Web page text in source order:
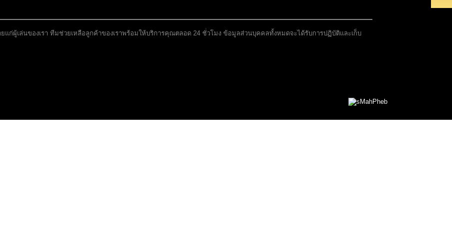
ก่ผู้เล่นของเรา ทีมช่วยเหลือลูกค้าของเราพร้อมให้บริการคุณตลอด 24 ชั่วโมง ข้อมูลส่วนบุคคลทั้งหมดจะได้รับการปฏิบัติและเก็บ